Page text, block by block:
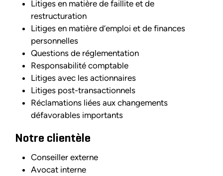
Litiges en matière de faillite et de
restructuration
Litiges en matière d’emploi et de finances
personnelles
Questions de réglementation
Responsabilité comptable
Litiges avec les actionnaires
Litiges post-transactionnels
Réclamations liées aux changements
défavorables importants
Notre clientèle
Conseiller externe
Avocat interne